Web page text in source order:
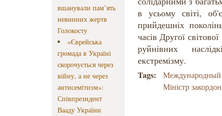
вшанували пам’ять
невинних жертв
Голокосту
«Єврейська
громада в Україні
скорочується через
війну, а не через
антисемітизм»:
Співпрезидент
Вааду України
в усьому світі,
прийдешніх
часів Другої
руйнівних
екстремізму.
Tags:
Международный
Міністр